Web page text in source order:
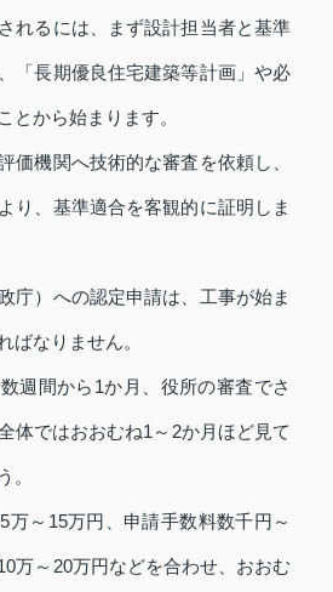
れるには、まず設計担当者と基準
「長期優良住宅建築等計画」や必
とから始まります。
価機関へ技術的な審査を依頼し、
り、基準適合を客観的に証明しま
庁）への認定申請は、工事が始ま
ばなりません。
週間から1か月、役所の審査でさ
体ではおおむね1～2か月ほど見て
。
万～15万円、申請手数料数千円～
万～20万円などを合わせ、おおむ